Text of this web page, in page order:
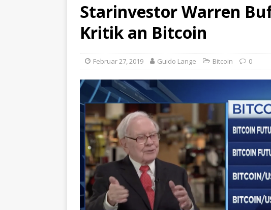
Starinvestor Warren
Kritik an Bitcoin
Februar 27, 2019 Guido Lange Bitcoin 0